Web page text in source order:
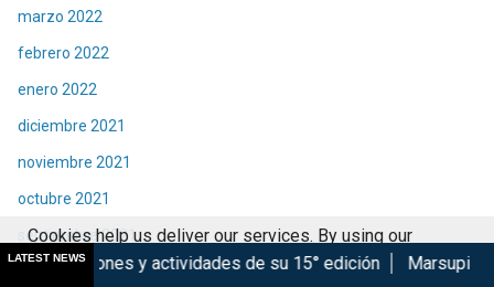
marzo 2022
febrero 2022
enero 2022
diciembre 2021
noviembre 2021
octubre 2021
septiembre 2021
agosto 2021
LATEST NEWSde su 15° edición Marsupilami: Caos a Bordo se
Cookies help us deliver our services. By using our
services, you agree to our use of cookies.
Got it